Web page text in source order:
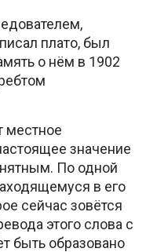
плато, был
о нём в 1902
местное
значение
По одной
в его
сейчас зовётся
этого слова с
быть образовано